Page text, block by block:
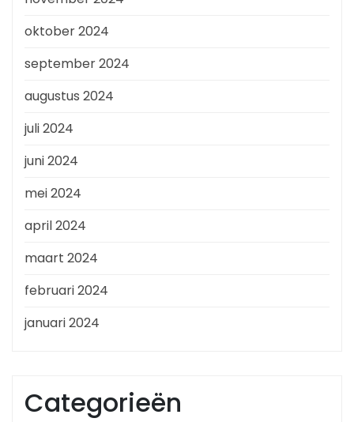
oktober 2024
september 2024
augustus 2024
juli 2024
juni 2024
mei 2024
april 2024
maart 2024
februari 2024
januari 2024
Categorieën